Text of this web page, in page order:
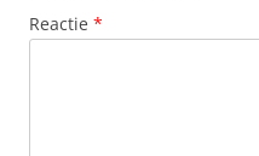
Reactie *